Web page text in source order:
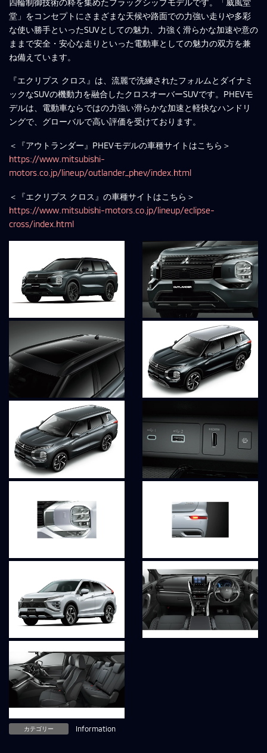
堂」をコンセプトにさまざまな天候や路面での力強い走りや多彩
な使い勝手といったSUVとしての魅力、力強く滑らかな加速や意の
ままで安全・安心な走りといった電動車としての魅力の双方を兼
ね備えています。
『エクリプス クロス』は、流麗で洗練されたフォルムとダイナミ
ックなSUVの機動力を融合したクロスオーバーSUVです。PHEVモ
デルは、電動車ならではの力強い滑らかな加速と軽快なハンドリ
ングで、グローバルで高い評価を受けております。
＜『アウトランダー』PHEVモデルの車種サイトはこちら＞
https://www.mitsubishi-
motors.co.jp/lineup/outlander_phev/index.html
＜『エクリプス クロス』の車種サイトはこちら＞
https://www.mitsubishi-motors.co.jp/lineup/eclipse-
cross/index.html
カテゴリー Information